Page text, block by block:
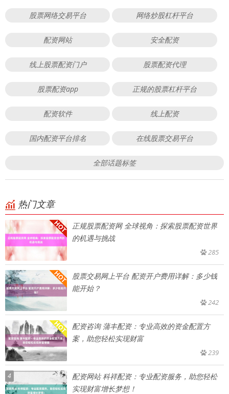
股票网络交易平台 网络炒股杠杆平台
配资网站 安全配资
线上股票配资门户 股票配资代理
股票配资app 正规的股票杠杆平台
配资软件 线上配资
国内配资平台排名 在线股票交易平台
全部话题标签
热门文章
正规股票配资网 全球视角：探索股票配资世界
的机遇与挑战
285
股票交易网上平台 配资开户费用详解：多少钱
能开始？
242
配资咨询 蒲丰配资：专业高效的资金配置方
案，助您轻松实现财富
239
4
配资网站 科祥配资：专业配资服务，助您轻松
实现财富增长梦想！